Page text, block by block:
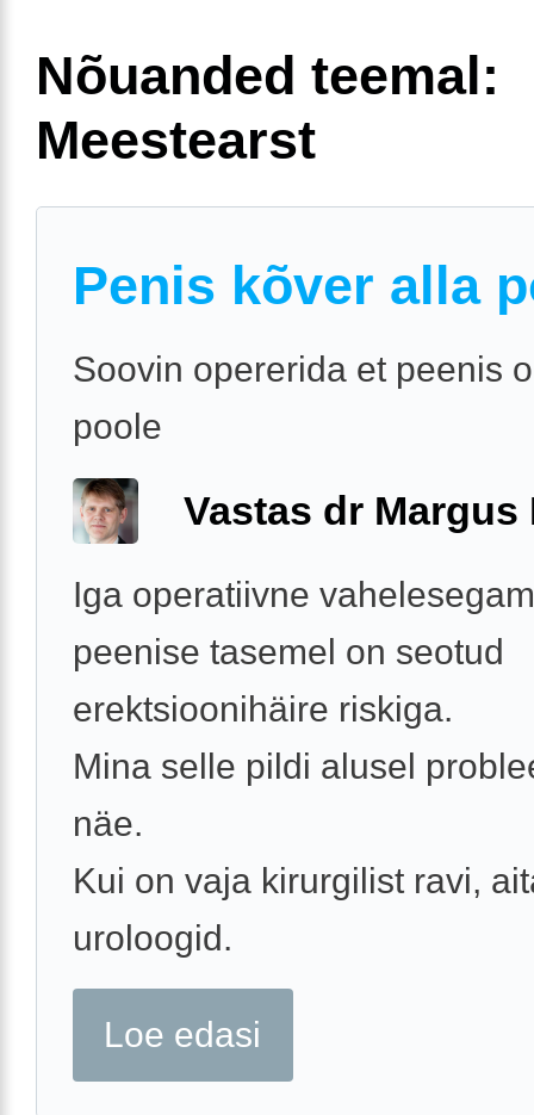
Nõuanded teemal:
Meestearst
Penis kõver alla
Soovin opererida et peenis
poole
Vastas dr Margus
Iga operatiivne
peenise tasemel on seotud
erektsioonihäire riskiga.
Mina selle pildi alusel
näe.
Kui on vaja kirurgilist ravi,
uroloogid.
Loe edasi